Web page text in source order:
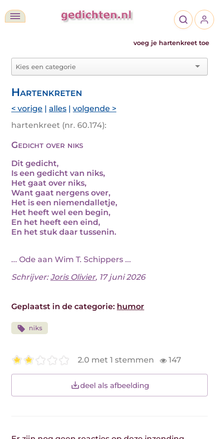
voeg je hartenkreet toe
Hartenkreten
< vorige | alles | volgende >
hartenkreet (nr. 60.174):
Gedicht over niks
Dit gedicht,
Is een gedicht van niks,
Het gaat over niks,
Want gaat nergens over,
Het is een niemendalletje,
Het heeft wel een begin,
En het heeft een eind,
En het stuk daar tussenin.
... Ode aan Wim T. Schippers ...
Schrijver:Joris Olivier, 17 juni 2026
Geplaatst in de categorie: humor
niks
2.0 met 1 stemmen 147
deel als afbeelding